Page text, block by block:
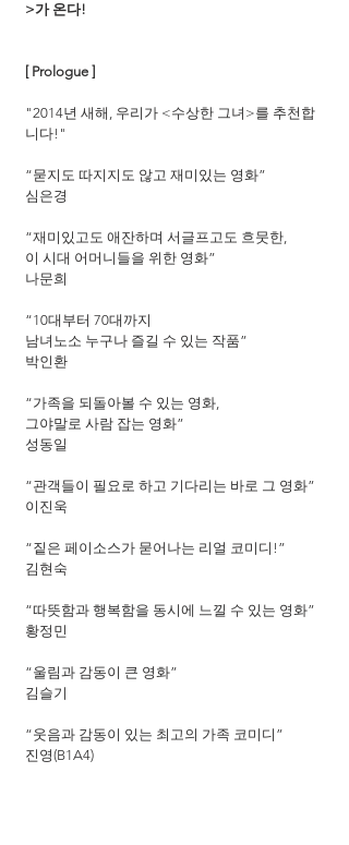
>가 온다!
[ Prologue ]
"2014년 새해, 우리가 <수상한 그녀>를 추천합
니다!"
“묻지도 따지지도 않고 재미있는 영화”
심은경
“재미있고도 애잔하며 서글프고도 흐뭇한,
이 시대 어머니들을 위한 영화”
나문희
“10대부터 70대까지
남녀노소 누구나 즐길 수 있는 작품”
박인환
“가족을 되돌아볼 수 있는 영화,
그야말로 사람 잡는 영화”
성동일
“관객들이 필요로 하고 기다리는 바로 그 영화”
이진욱
“짙은 페이소스가 묻어나는 리얼 코미디!”
김현숙
“따뜻함과 행복함을 동시에 느낄 수 있는 영화”
황정민
“울림과 감동이 큰 영화”
김슬기
“웃음과 감동이 있는 최고의 가족 코미디”
진영(B1A4)